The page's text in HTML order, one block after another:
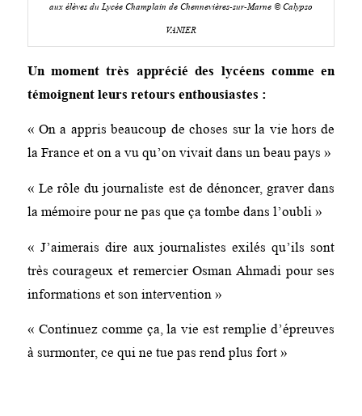
aux élèves du Lycée Champlain de Chennevières-sur-Marne © Calypso
VANIER
Un moment très apprécié des lycéens comme en
témoignent leurs retours enthousiastes :
« On a appris beaucoup de choses sur la vie hors de
la France et on a vu qu’on vivait dans un beau pays »
« Le rôle du journaliste est de dénoncer, graver dans
la mémoire pour ne pas que ça tombe dans l’oubli »
« J’aimerais dire aux journalistes exilés qu’ils sont
très courageux et remercier Osman Ahmadi pour ses
informations et son intervention »
« Continuez comme ça, la vie est remplie d’épreuves
à surmonter, ce qui ne tue pas rend plus fort »